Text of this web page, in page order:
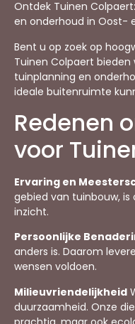
Ontdek Tuinen
en onderhoud in Oost-
Bent u op zoek op
Tuinen Colpaert
tuinplanning en
ideale buitenruimte
Redenen
voor
Ervaring en
gebied van tuinbouw,
inzicht.
Persoonlijke
anders is. Daarom
wensen voldoen.
Milieuvriendelijkheid
duurzaamheid. Onze